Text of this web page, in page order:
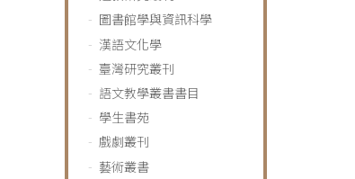
圖書館學與資訊科學
漢語文化學
臺灣研究叢刊
語文教學叢書書目
學生書苑
戲劇叢刊
藝術叢書